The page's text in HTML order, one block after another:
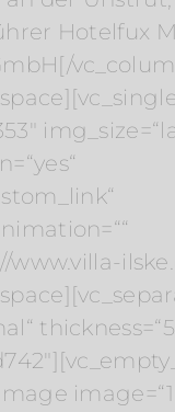
Hotelfux
www.villa-